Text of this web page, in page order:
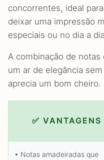
concorrentes, ideal
deixar uma impressão
especiais ou no dia a
A combinação de
um ar de elegância
aprecia um bom cheiro.
✅ VANTAGENS
• Notas amadeiradas que